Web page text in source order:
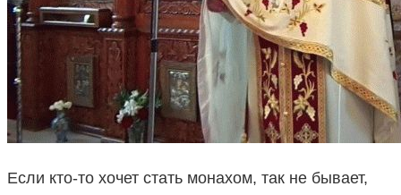
Если кто-то хочет стать монахом, так не бывает,